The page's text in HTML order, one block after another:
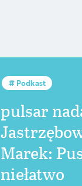
Podkast
pulsar
Marek:
niełatwo